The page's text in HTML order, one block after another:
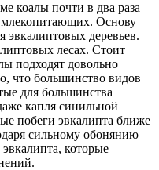
коалы почти в два раза
Основу
эвкалиптовых деревьев.
лесах. Стоит
подходят довольно
что большинство видов
для большинства
капля синильной
побеги эвкалипта ближе
сильному обонянию
которые